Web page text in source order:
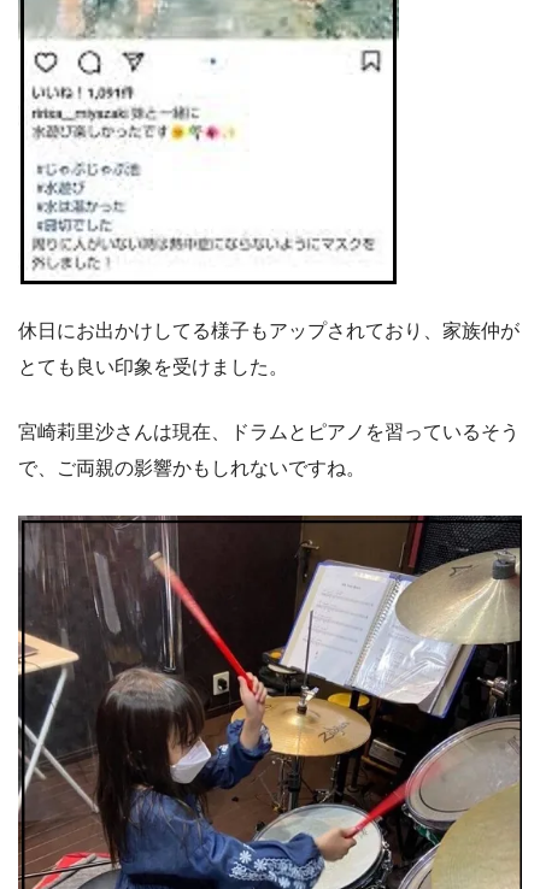
休日にお出かけしてる様子もアップされており、家族仲が
とても良い印象を受けました。
宮崎莉里沙さんは現在、ドラムとピアノを習っているそう
で、ご両親の影響かもしれないですね。